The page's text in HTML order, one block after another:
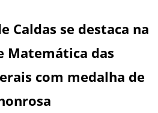
Caldas se destaca na
Matemática das
com medalha de